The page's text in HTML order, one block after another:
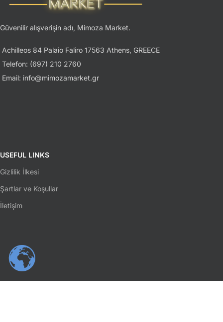
Güvenilir alışverişin adı, Mimoza Market.
Achilleos 84 Palaio Faliro 17563 Athens, GREECE
Telefon: (697) 210 2760
Email: info@mimozamarket.gr
USEFUL LINKS
Gizlilik İlkesi
Şartlar ve Koşullar
İletişim